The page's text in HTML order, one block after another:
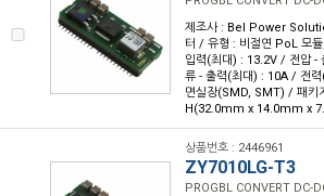
제조사 : Bel Power
터 / 유형 : 비절연 PoL 모
입력(최대) : 13.2V / 전압
류 - 출력(최대) : 10A / 전
면실장(SMD, SMT) / 패키
H(32.0mm x 14.0mm x
상품번호 : 2446961
ZY7010LG-T3
PROGBL CONVERT DC-